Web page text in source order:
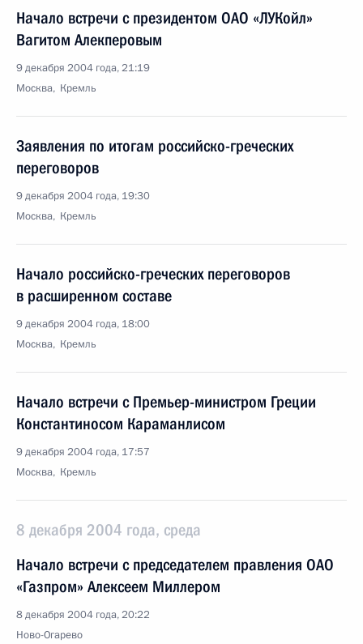
Начало встречи с президентом ОАО «ЛУКойл»
Вагитом Алекперовым
9 декабря 2004 года, 21:19
Москва, Кремль
Заявления по итогам российско-греческих
переговоров
9 декабря 2004 года, 19:30
Москва, Кремль
Начало российско-греческих переговоров
в расширенном составе
9 декабря 2004 года, 18:00
Москва, Кремль
Начало встречи с Премьер-министром Греции
Константиносом Караманлисом
9 декабря 2004 года, 17:57
Москва, Кремль
8 декабря 2004 года, среда
Начало встречи с председателем правления ОАО
«Газпром» Алексеем Миллером
8 декабря 2004 года, 20:22
Ново-Огарево